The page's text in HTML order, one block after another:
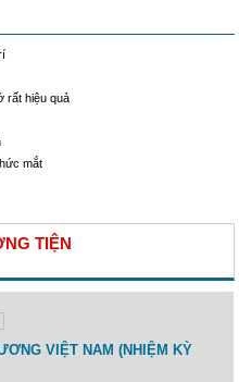
rất hiệu quả
mắt
TIỆN
VIỆT NAM (NHIỆM KỲ